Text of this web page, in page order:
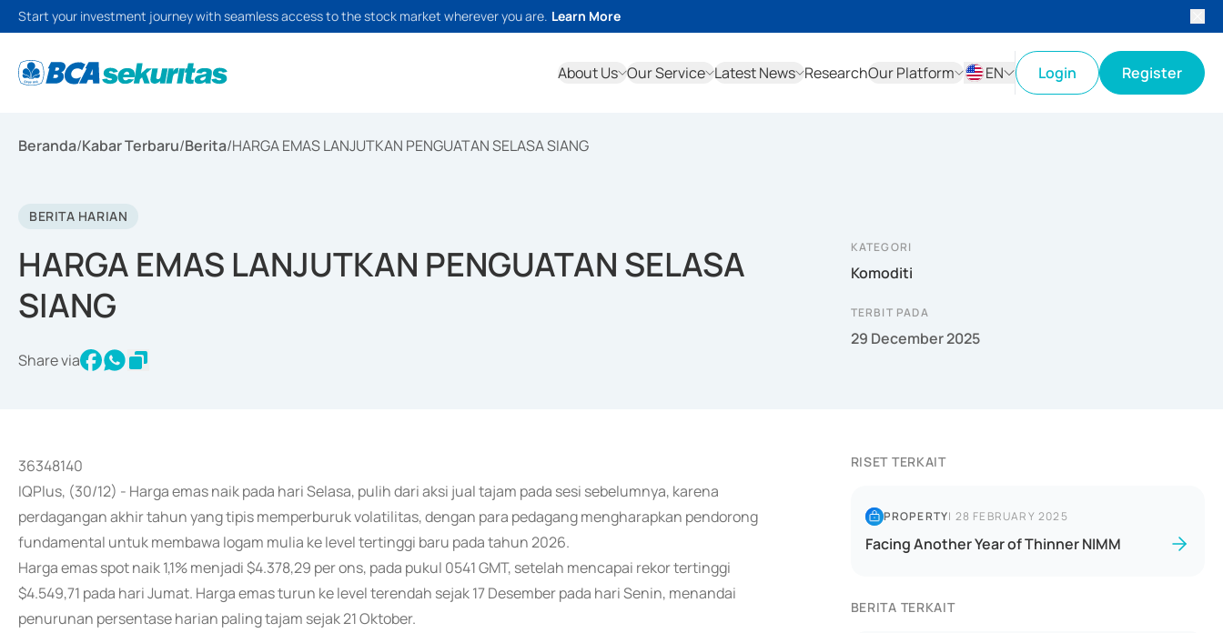
Start your investment journey with seamless access to the stock market wherever you are. Learn More
About Us Our Service Latest News ResearchOur Platform
EN
Login Register
Beranda/Kabar Terbaru/Berita/HARGA EMAS LANJUTKAN PENGUATAN SELASA SIANG
BERITA HARIAN
HARGA EMAS LANJUTKAN PENGUATAN SELASA
SIANG
Share via
KATEGORI
Komoditi
TERBIT PADA
29 December 2025
36348140
IQPlus, (30/12) - Harga emas naik pada hari Selasa, pulih dari aksi jual tajam pada sesi sebelumnya, karena
perdagangan akhir tahun yang tipis memperburuk volatilitas, dengan para pedagang mengharapkan pendorong
fundamental untuk membawa logam mulia ke level tertinggi baru pada tahun 2026.
Harga emas spot naik 1,1% menjadi $4.378,29 per ons, pada pukul 0541 GMT, setelah mencapai rekor tertinggi
$4.549,71 pada hari Jumat. Harga emas turun ke level terendah sejak 17 Desember pada hari Senin, menandai
penurunan persentase harian paling tajam sejak 21 Oktober.
RISET TERKAIT
PROPERTY| 28 FEBRUARY 2025
Facing Another Year of Thinner NIMM
BERITA TERKAIT